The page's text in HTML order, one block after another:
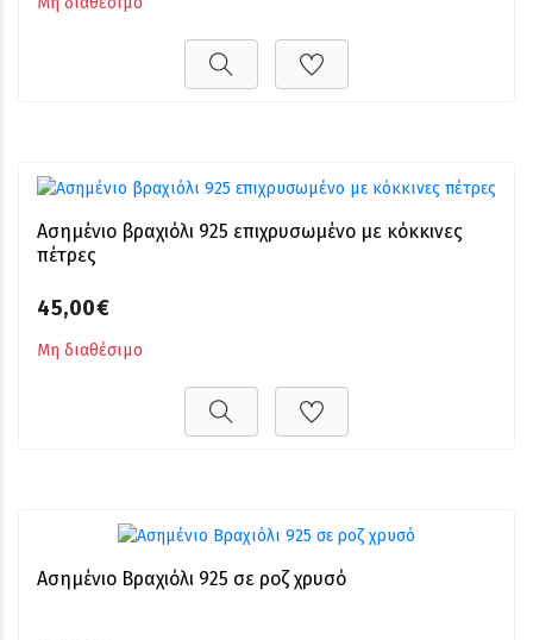
Ασημένιο βραχιόλι 925 επιχρυσωμένο με κόκκινες
πέτρες
45,00€
Μη διαθέσιμο
Ασημένιο Βραχιόλι 925 σε ροζ χρυσό